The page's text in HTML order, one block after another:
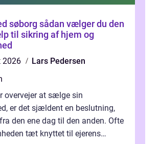
vælger du den
til sikring af hjem og
2026
Lars Pedersen
overvejer at sælge sin
er det sjældent en beslutning,
den ene dag til den anden. Ofte
tæt knyttet til ejerens